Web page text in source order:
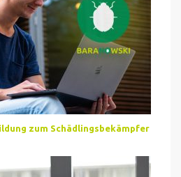
zum Schädlingsbekämpfer